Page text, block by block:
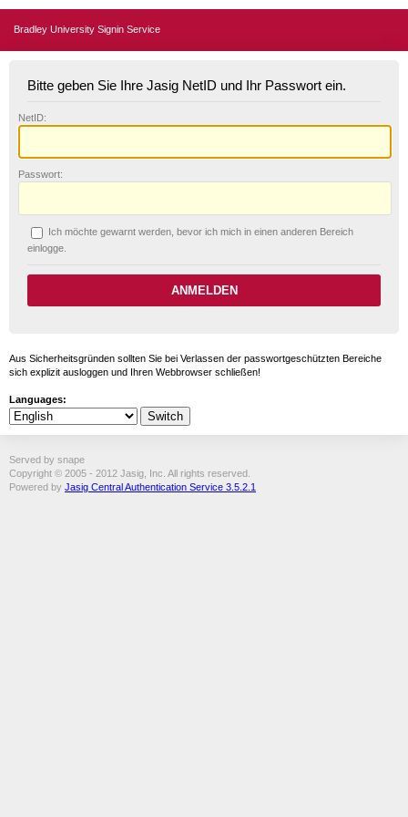
Bradley University Signin Service
Bitte geben Sie Ihre Jasig NetID und Ihr Passwort ein.
NetID:
Passwort:
Ich möchte gewarnt werden, bevor ich mich in einen anderen Bereich
einlogge.
Aus Sicherheitsgründen sollten Sie bei Verlassen der passwortgeschützten Bereiche
sich explizit ausloggen und Ihren Webbrowser schließen!
Languages:
Served by snape
Copyright © 2005 - 2012 Jasig, Inc. All rights reserved.
Powered by Jasig Central Authentication Service 3.5.2.1